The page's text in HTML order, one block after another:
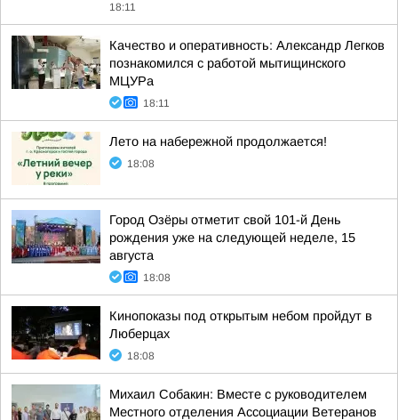
18:11
Качество и оперативность: Александр Легков
познакомился с работой мытищинского
МЦУРа
18:11
Лето на набережной продолжается!
18:08
Город Озёры отметит свой 101-й День
рождения уже на следующей неделе, 15
августа
18:08
Кинопоказы под открытым небом пройдут в
Люберцах
18:08
Михаил Собакин: Вместе с руководителем
Местного отделения Ассоциации Ветеранов